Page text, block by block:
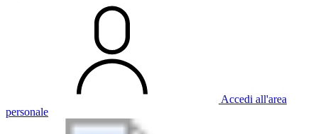
Accedi all'area
personale